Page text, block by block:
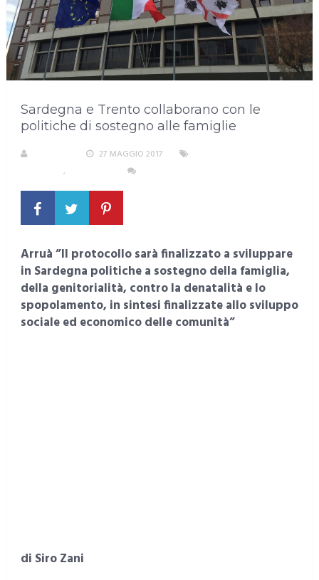
Sardegna e Trento collaborano con le
politiche di sostegno alle famiglie
27 MAGGIO 2017
,
Arruà ”Il protocollo sarà finalizzato a sviluppare
in Sardegna politiche a sostegno della famiglia,
della genitorialità, contro la denatalità e lo
spopolamento, in sintesi finalizzate allo sviluppo
sociale ed economico delle comunità”
di Siro Zani